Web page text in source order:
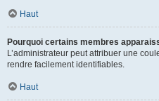
Haut
Pourquoi certains membres
L’administrateur peut attribuer une
rendre facilement identifiables.
Haut